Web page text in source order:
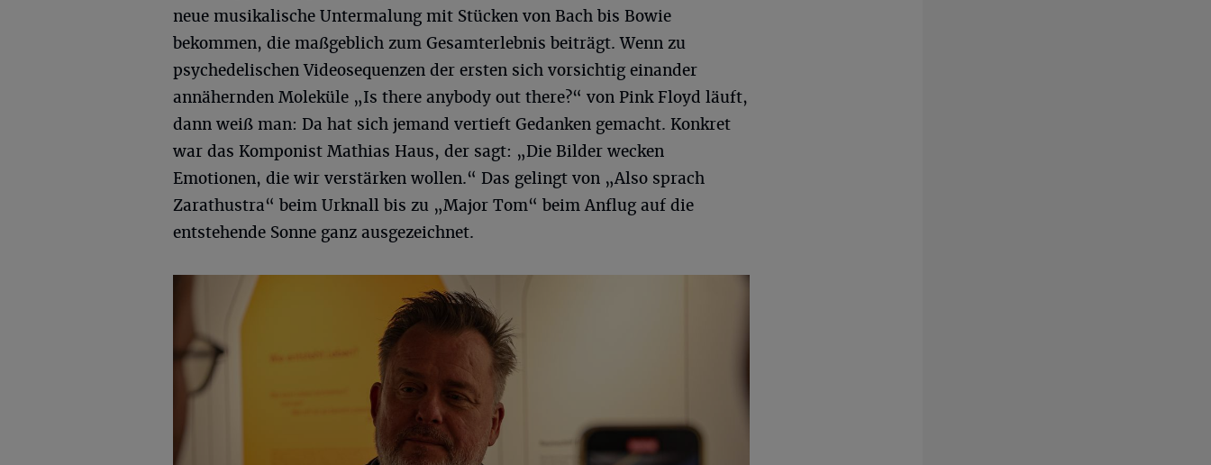
neue musikalische Untermalung mit Stücken von Bach bis Bowie
bekommen, die maßgeblich zum Gesamterlebnis beiträgt. Wenn zu
psychedelischen Videosequenzen der ersten sich vorsichtig einander
annähernden Moleküle „Is there anybody out there?“ von Pink Floyd läuft,
dann weiß man: Da hat sich jemand vertieft Gedanken gemacht. Konkret
war das Komponist Mathias Haus, der sagt: „Die Bilder wecken
Emotionen, die wir verstärken wollen.“ Das gelingt von „Also sprach
Zarathustra“ beim Urknall bis zu „Major Tom“ beim Anflug auf die
entstehende Sonne ganz ausgezeichnet.